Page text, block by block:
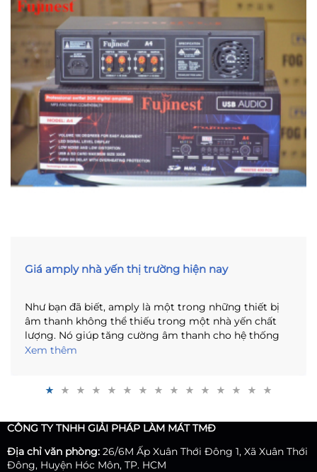
Giá amply nhà yến thị trường hiện nay
Như bạn đã biết, amply là một trong những thiết bị
âm thanh không thể thiếu trong một nhà yến chất
lượng. Nó giúp tăng cường âm thanh cho hệ thống
loa nhà yến, đảm bảo rằng âm thanh được phát ra rõ
việc tìm kiếm sản phẩm phù hợp với nhu cầu và ngân
giá amply nhà yến và các yếu tố ảnh hưởng đến giá
của chúng .
Xem thêm
CÔNG TY TNHH GIẢI PHÁP LÀM MÁT TMĐ
Địa chỉ văn phòng: 26/6M Ấp Xuân Thới Đông 1, Xã Xuân Thới
Đông, Huyện Hóc Môn, TP. HCM